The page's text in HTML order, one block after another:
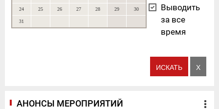
24 25 26 27 28 29 30
31
Выводить
за все
время
АНОНСЫ МЕРОПРИЯТИЙ